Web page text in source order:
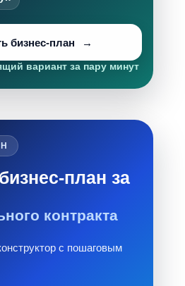
бизнес-план
вариант за пару минут
план за
контракта
с пошаговым